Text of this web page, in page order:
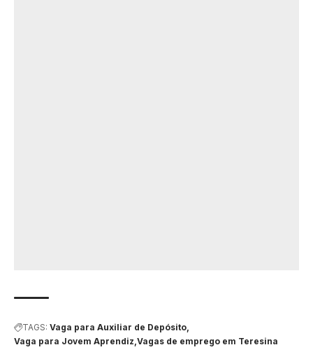
TAGS: Vaga para Auxiliar de Depósito
Vaga para Jovem Aprendiz Vagas de emprego em Teresina